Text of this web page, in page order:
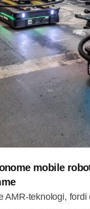
mobile
AMR-teknologi,